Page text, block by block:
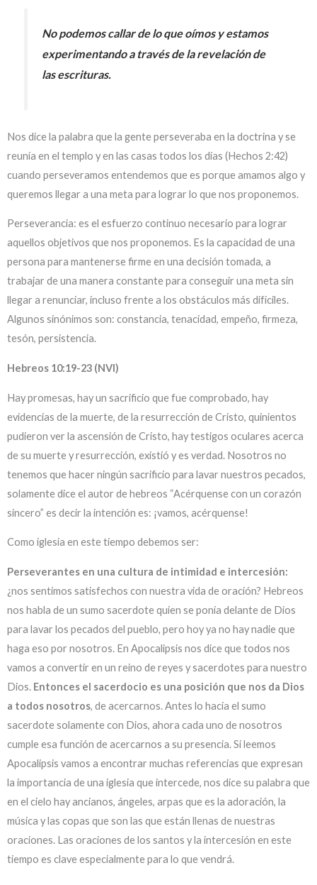
No podemos callar de lo que oímos y estamos
experimentando a través de la revelación de
las escrituras.
Nos dice la palabra que la gente perseveraba en la doctrina y se
reunía en el templo y en las casas todos los días (Hechos 2:42)
cuando perseveramos entendemos que es porque amamos algo y
queremos llegar a una meta para lograr lo que nos proponemos.
Perseverancia: es el esfuerzo continuo necesario para lograr
aquellos objetivos que nos proponemos. Es la capacidad de una
persona para mantenerse firme en una decisión tomada, a
trabajar de una manera constante para conseguir una meta sin
llegar a renunciar, incluso frente a los obstáculos más difíciles.
Algunos sinónimos son: constancia, tenacidad, empeño, firmeza,
tesón, persistencia.
Hebreos 10:19-23 (NVI)
Hay promesas, hay un sacrificio que fue comprobado, hay
evidencias de la muerte, de la resurrección de Cristo, quinientos
pudieron ver la ascensión de Cristo, hay testigos oculares acerca
de su muerte y resurrección, existió y es verdad. Nosotros no
tenemos que hacer ningún sacrificio para lavar nuestros pecados,
solamente dice el autor de hebreos “Acérquense con un corazón
sincero” es decir la intención es: ¡vamos, acérquense!
Como iglesia en este tiempo debemos ser:
Perseverantes en una cultura de intimidad e intercesión:
¿nos sentimos satisfechos con nuestra vida de oración? Hebreos
nos habla de un sumo sacerdote quien se ponía delante de Dios
para lavar los pecados del pueblo, pero hoy ya no hay nadie que
haga eso por nosotros. En Apocalipsis nos dice que todos nos
vamos a convertir en un reino de reyes y sacerdotes para nuestro
Dios. Entonces el sacerdocio es una posición que nos da Dios
a todos nosotros, de acercarnos. Antes lo hacía el sumo
sacerdote solamente con Dios, ahora cada uno de nosotros
cumple esa función de acercarnos a su presencia. Si leemos
Apocalipsis vamos a encontrar muchas referencias que expresan
la importancia de una iglesia que intercede, nos dice su palabra que
en el cielo hay ancianos, ángeles, arpas que es la adoración, la
música y las copas que son las que están llenas de nuestras
oraciones. Las oraciones de los santos y la intercesión en este
tiempo es clave especialmente para lo que vendrá.